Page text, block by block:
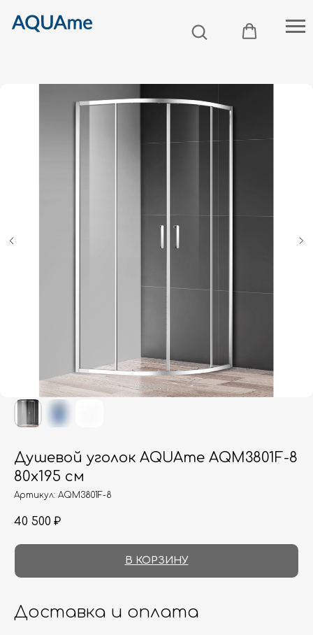
Душевой уголок AQUAme AQM3801F-8
80х195 см
Артикул: AQM3801F-8
40 500 ₽
В КОРЗИНУ
Доставка и оплата